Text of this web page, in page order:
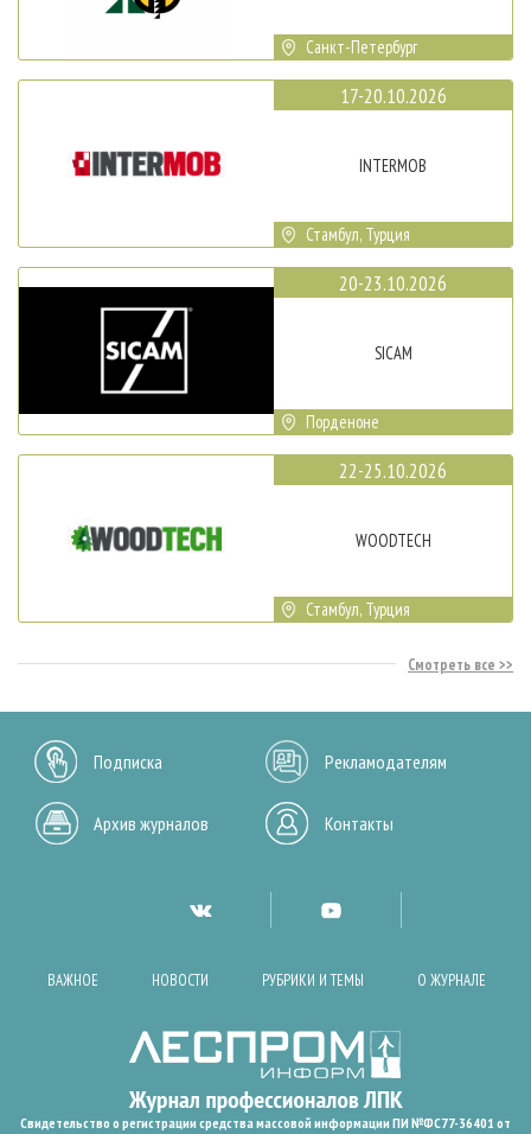
Санкт-Петербург
17-20.10.2026
INTERMOB
Стамбул, Турция
20-23.10.2026
SICAM
Порденоне
22-25.10.2026
WOODTECH
Стамбул, Турция
Смотреть все
Подписка Рекламодателям
Архив журналов Контакты
ВАЖНОЕ НОВОСТИ РУБРИКИ И ТЕМЫ О ЖУРНАЛЕ
Свидетельство о регистрации средства массовой информации ПИ №ФС77-36401 от